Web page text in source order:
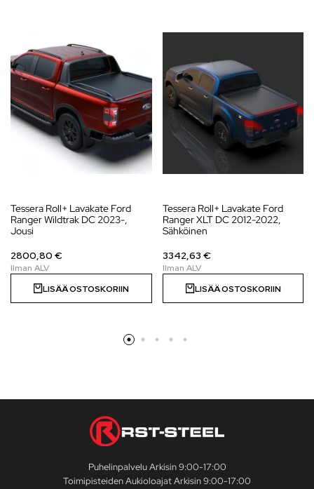
Tessera Roll+ Lavakate Ford
Ranger Wildtrak DC 2023-,
Jousi
2800,80 €
LISÄÄ OSTOSKORIIN
Tessera Roll+ Lavakate Ford
Ranger XLT DC 2012-2022,
Sähköinen
3342,63 €
LISÄÄ OSTOSKORIIN
Puhelinpalvelu Arkisin 9:00-17:00
Toimipisteiden Aukioloajat Arkisin 9:00-17:00